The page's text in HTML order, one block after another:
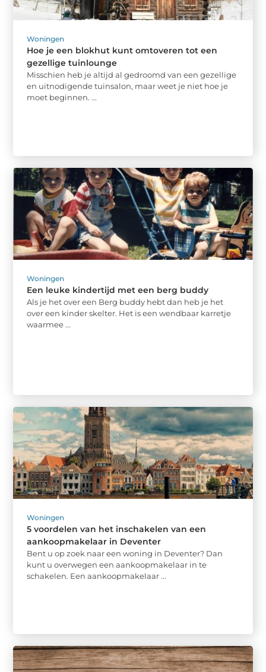
Woningen
Hoe je een blokhut kunt omtoveren tot een
gezellige tuinlounge
Misschien heb je altijd al gedroomd van een gezellige
en uitnodigende tuinsalon, maar weet je niet hoe je
moet beginnen. ...
Woningen
Een leuke kindertijd met een berg buddy
Als je het over een Berg buddy hebt dan heb je het
over een kinder skelter. Het is een wendbaar karretje
waarmee ...
Woningen
5 voordelen van het inschakelen van een
aankoopmakelaar in Deventer
Bent u op zoek naar een woning in Deventer? Dan
kunt u overwegen een aankoopmakelaar in te
schakelen. Een aankoopmakelaar ...